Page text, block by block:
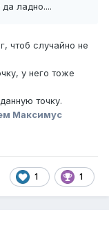
ладно....
чтоб случайно не
у него тоже
точку.
Максимус
1 1